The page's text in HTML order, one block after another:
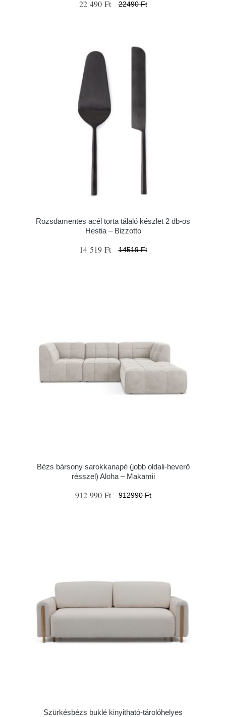
22 490 Ft 22490 Ft
Rozsdamentes acél torta tálaló készlet 2 db-os
Hestia – Bizzotto
14 519 Ft 14519 Ft
Bézs bársony sarokkanapé (jobb oldali-heverő
résszel) Aloha – Makamii
912 990 Ft 912990 Ft
Szürkésbézs buklé kinyitható-tárolóhelyes